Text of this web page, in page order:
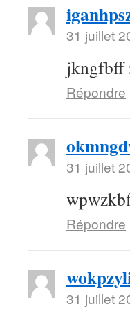
31 juillet
jkngfbff
Répondre
31 juillet
Répondre
31 juillet